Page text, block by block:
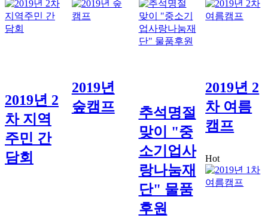
2019년 2
차 지역
주민 간
담회
2019년
숲캠프
추석명절
맞이 "중
소기업사
랑나눔재
단" 물품
후원
2019년 2
차 여름
캠프
Hot